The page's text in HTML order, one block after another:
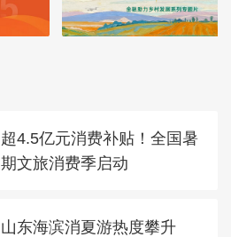
超4.5亿元消费补贴！全国暑
期文旅消费季启动
山东海滨消夏游热度攀升